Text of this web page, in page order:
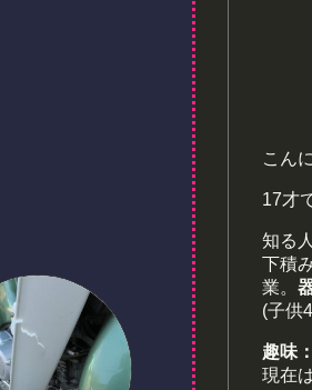
こん
17才
知る
下積
業。
(子供
趣味：
現在